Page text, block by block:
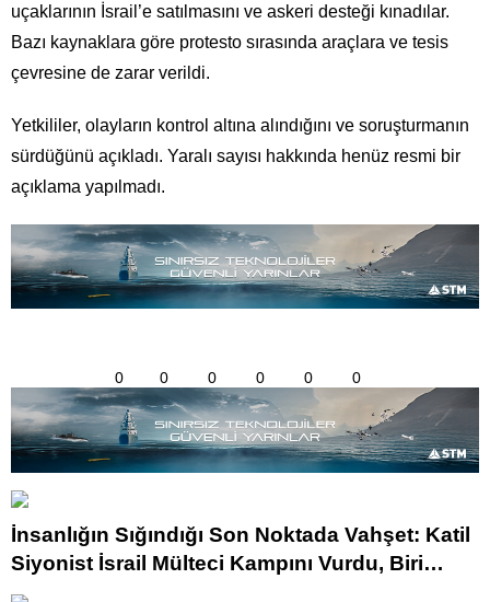
uçaklarının İsrail’e satılmasını ve askeri desteği kınadılar.
Bazı kaynaklara göre protesto sırasında araçlara ve tesis
çevresine de zarar verildi.
Yetkililer, olayların kontrol altına alındığını ve soruşturmanın
sürdüğünü açıkladı. Yaralı sayısı hakkında henüz resmi bir
açıklama yapılmadı.
0 0 0 0 0 0
İnsanlığın Sığındığı Son Noktada Vahşet: Katil
Siyonist İsrail Mülteci Kampını Vurdu, Biri
Çocuk 3 Can Daha Hayattan Koparıldı!